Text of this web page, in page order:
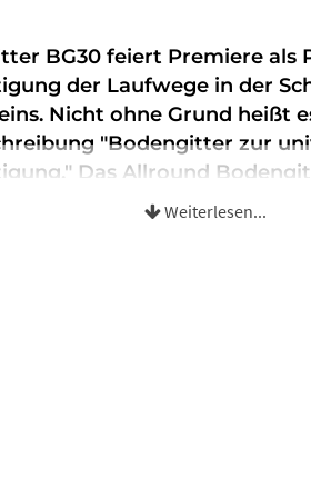
BG30 feiert Premiere als
der Laufwege in der
Nicht ohne Grund heißt
"Bodengitter zur
Das Allround
Sand, Kies und
Weiterlesen...